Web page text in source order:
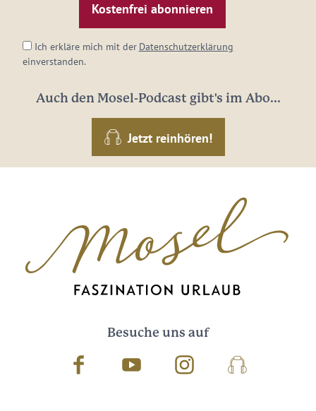
Adresse:
Ich erkläre mich mit der Datenschutzerklärung
einverstanden.
Auch den Mosel-Podcast gibt's im Abo...
Jetzt reinhören!
Besuche uns auf
Facebook Youtube InstagramPodcast